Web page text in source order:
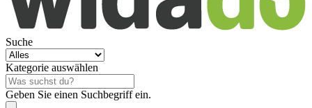
Suche
Kategorie auswählen
Geben Sie einen Suchbegriff ein.